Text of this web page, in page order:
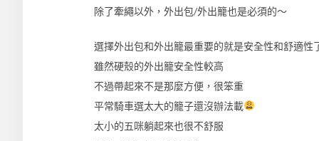
除了牽繩以外，外出包/外出籠也是必須的～
選擇外出包和外出籠最重要的就是安全性和舒適性
雖然硬殼的外出籠安全性較高
不過帶起來不是那麼方便，很笨重
平常騎車選太大的籠子還沒辦法載
太小的五咪躺起來也很不舒服